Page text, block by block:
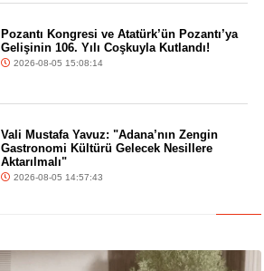
Pozantı Kongresi ve Atatürk’ün Pozantı’ya
Gelişinin 106. Yılı Coşkuyla Kutlandı!
2026-08-05 15:08:14
Vali Mustafa Yavuz: "Adana’nın Zengin
Gastronomi Kültürü Gelecek Nesillere
Aktarılmalı"
2026-08-05 14:57:43